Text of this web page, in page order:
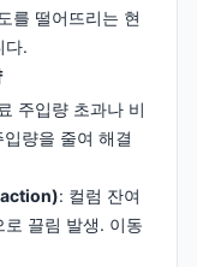
를 떨어뜨리는 현
다.
주입량 초과나 비
량을 줄여 해결
: 컬럼 잔여
끌림 발생. 이동